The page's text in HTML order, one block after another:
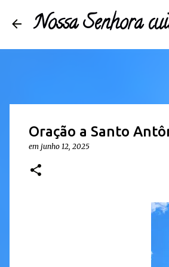
Nossa Senhora
Oração a Santo
em junho 12, 2025